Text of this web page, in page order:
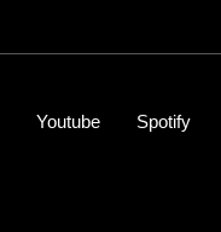
Youtube Spotify